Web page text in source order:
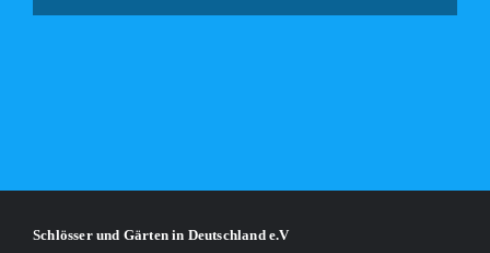
Schlösser und Gärten in Deutschland e.V